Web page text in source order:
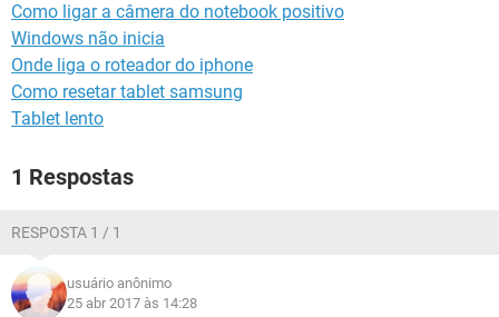
Como ligar a câmera do notebook positivo
Windows não inicia
Onde liga o roteador do iphone
Como resetar tablet samsung
Tablet lento
1 Respostas
RESPOSTA 1 / 1
usuário anônimo
25 abr 2017 às 14:28